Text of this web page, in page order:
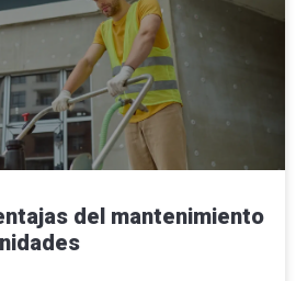
del mantenimiento